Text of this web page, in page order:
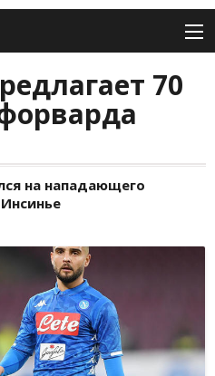
70
на нападающего